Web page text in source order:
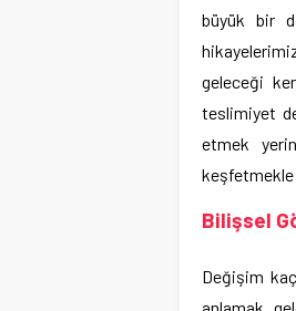
büyük bir
geleceği
teslimiyet
etmek
keşfetmekle
Bilişsel
Değişim